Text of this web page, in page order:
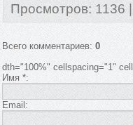
Просмотров: 1136
Всего комментариев: 0
dth="100%" cellspacing="1"
Имя *:
Email: